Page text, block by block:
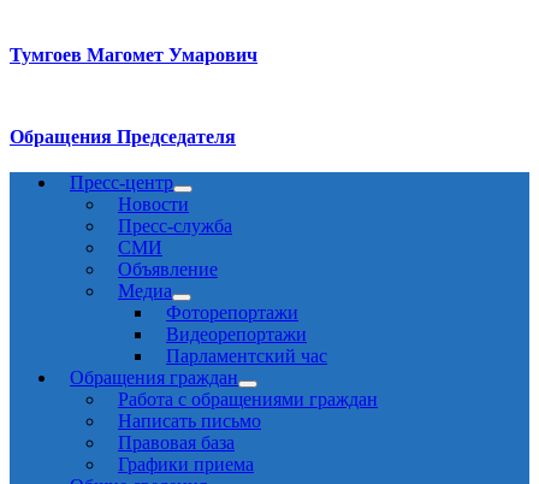
Тумгоев Магомет Умарович
Обращения Председателя
Пресс-центр
Новости
Пресс-служба
СМИ
Объявление
Медиа
Фоторепортажи
Видеорепортажи
Парламентский час
Обращения граждан
Работа с обращениями граждан
Написать письмо
Правовая база
Графики приема